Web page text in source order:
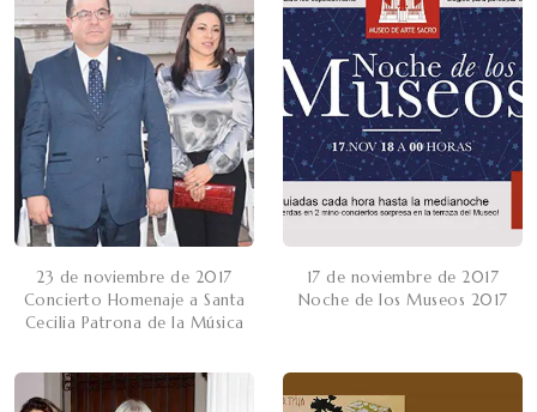
23 de noviembre de 2017
Concierto Homenaje a Santa
Cecilia Patrona de la Música
17 de noviembre de 2017
Noche de los Museos 2017